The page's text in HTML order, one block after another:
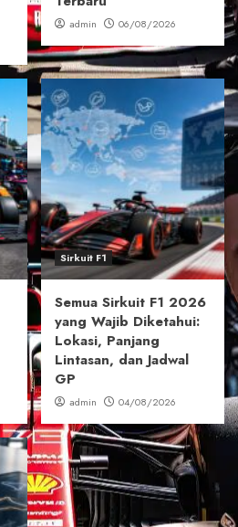
admin 06/08/2026
Sirkuit F1
Semua Sirkuit F1 2026
yang Wajib Diketahui:
Lokasi, Panjang
Lintasan, dan Jadwal
GP
admin 04/08/2026